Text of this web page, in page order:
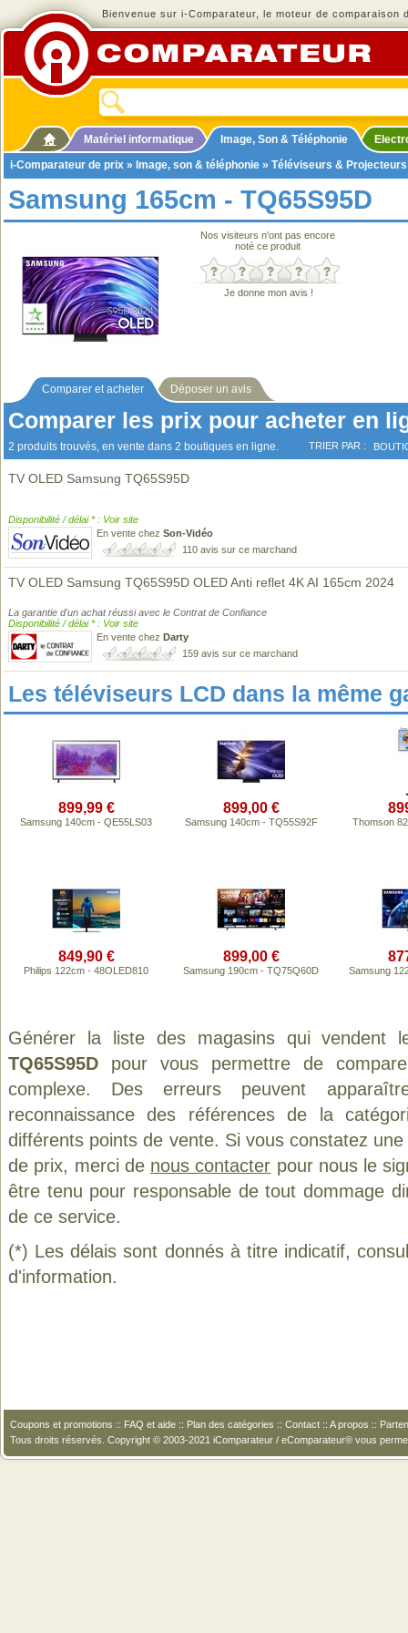
Bienvenue sur i-Comparateur, le moteur de comparaison
Matériel informatique Image, Son & Téléphonie
i-Comparateur de prix » Image, son & téléphonie » Téléviseurs & Projecteurs
Samsung 165cm - TQ65S95D
Nos visiteurs n'ont pas encore
noté ce produit
Je donne mon avis !
Comparer et acheter Déposer un avis
Comparer les prix pour acheter en
2 produits trouvés, en vente dans 2 boutiques en ligne. TRIER PAR :
TV OLED Samsung TQ65S95D
Disponibilité / délai * : Voir site
En vente chez Son-Vidéo
110 avis sur ce marchand
TV OLED Samsung TQ65S95D OLED Anti reflet 4K AI 165cm 2024
La garantie d'un achat réussi avec le Contrat de Confiance
Disponibilité / délai * : Voir site
En vente chez Darty
159 avis sur ce marchand
Les téléviseurs LCD dans la même
899,99 €
Samsung 140cm - QE55LS03
899,00 €
Samsung 140cm - TQ55S92F Thomson
849,90 €
Philips 122cm - 48OLED810
899,00 €
Samsung 190cm - TQ75Q60D Samsung
Générer la liste des magasins qui vendent
TQ65S95D pour vous permettre de
complexe. Des erreurs peuvent
reconnaissance des références de la
différents points de vente. Si vous constatez
de prix, merci de nous contacter pour nous le
être tenu pour responsable de tout dommage
de ce service.
(*) Les délais sont donnés à titre indicatif,
d'information.
Coupons et promotions :: FAQ et aide :: Plan des catégories :: Contact :: A propos ::
Tous droits réservés. Copyright © 2003-2021 iComparateur / eComparateur® vous